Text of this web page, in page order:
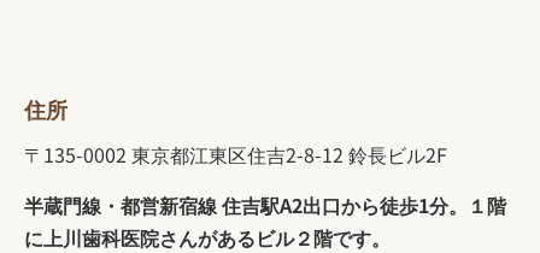
住所
〒135-0002 東京都江東区住吉2-8-12 鈴長ビル2F
半蔵門線・都営新宿線 住吉駅A2出口から徒歩1分。１階
に上川歯科医院さんがあるビル２階です。